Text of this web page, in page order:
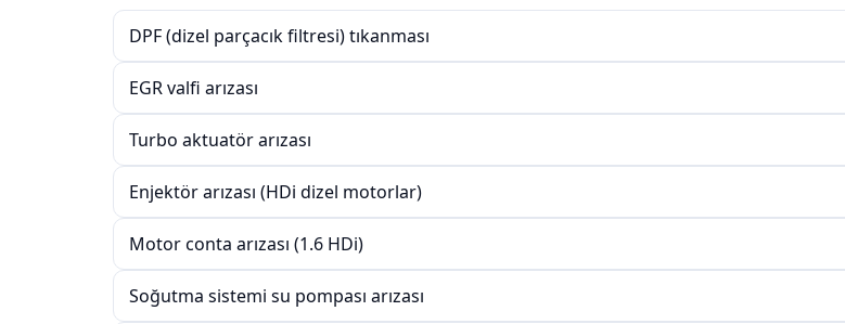
DPF (dizel parçacık filtresi) tıkanması
EGR valfi arızası
Turbo aktuatör arızası
Enjektör arızası (HDi dizel motorlar)
Motor conta arızası (1.6 HDi)
Soğutma sistemi su pompası arızası